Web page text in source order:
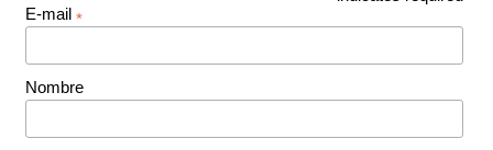
E-mail *
Nombre